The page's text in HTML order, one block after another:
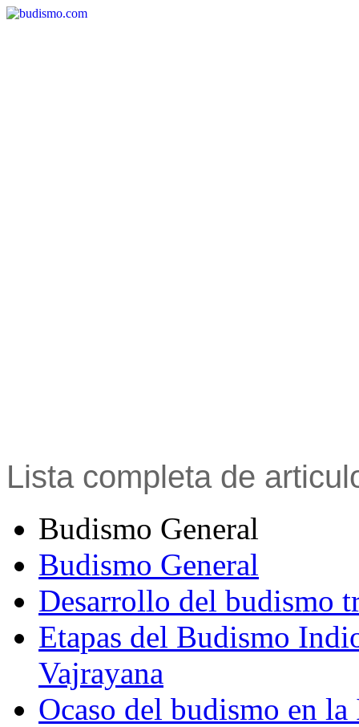
Lista completa de
Budismo General
Budismo General
Desarrollo del budismo
Etapas del Budismo
Vajrayana
Ocaso del budismo en